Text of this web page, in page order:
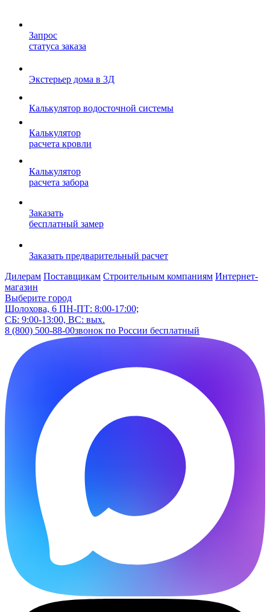
Запрос
статуса заказа
Экстерьер дома в 3Д
Калькулятор водосточной системы
Калькулятор
расчета кровли
Калькулятор
расчета забора
Заказать
бесплатный замер
Заказать предварительный расчет
Дилерам Поставщикам Строительным компаниям Интернет-
магазин
Выберите город
Шолохова, 6 ПН-ПТ: 8:00-17:00;
СБ: 9:00-13:00, ВС: вых.
8 (800) 500-88-00звонок по России бесплатный